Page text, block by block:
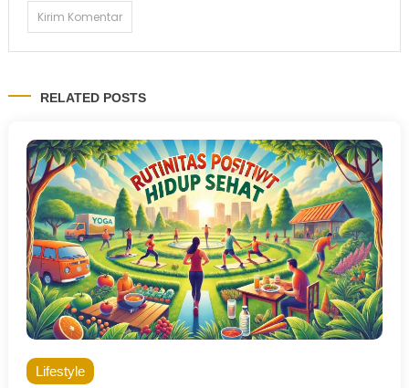
RELATED POSTS
Lifestyle